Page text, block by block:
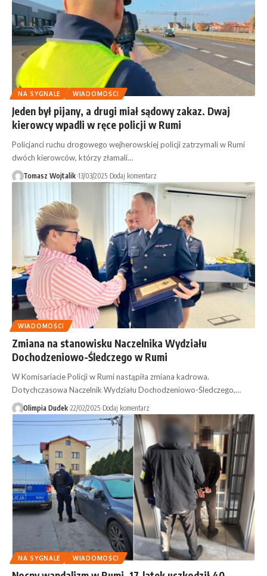
NA SYGNALE WIADOMOŚCI
Jeden był pijany, a drugi miał sądowy zakaz. Dwaj
kierowcy wpadli w ręce policji w Rumi
Policjanci ruchu drogowego wejherowskiej policji zatrzymali w Rumi
dwóch kierowców, którzy złamali…
Tomasz Wojtalik 13/03/2025 Dodaj komentarz
WIADOMOŚCI
Zmiana na stanowisku Naczelnika Wydziału
Dochodzeniowo-Śledczego w Rumi
W Komisariacie Policji w Rumi nastąpiła zmiana kadrowa.
Dotychczasowa Naczelnik Wydziału Dochodzeniowo-Śledczego,…
Olimpia Dudek 22/02/2025 Dodaj komentarz
NA SYGNALE WIADOMOŚCI